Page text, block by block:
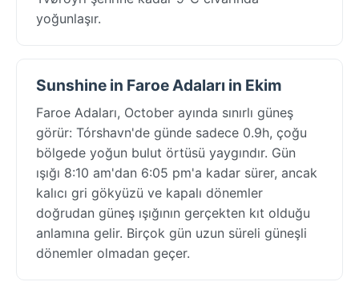
yoğunlaşır.
Sunshine in Faroe Adaları in Ekim
Faroe Adaları, October ayında sınırlı güneş
görür: Tórshavn'de günde sadece 0.9h, çoğu
bölgede yoğun bulut örtüsü yaygındır. Gün
ışığı 8:10 am'dan 6:05 pm'a kadar sürer, ancak
kalıcı gri gökyüzü ve kapalı dönemler
doğrudan güneş ışığının gerçekten kıt olduğu
anlamına gelir. Birçok gün uzun süreli güneşli
dönemler olmadan geçer.